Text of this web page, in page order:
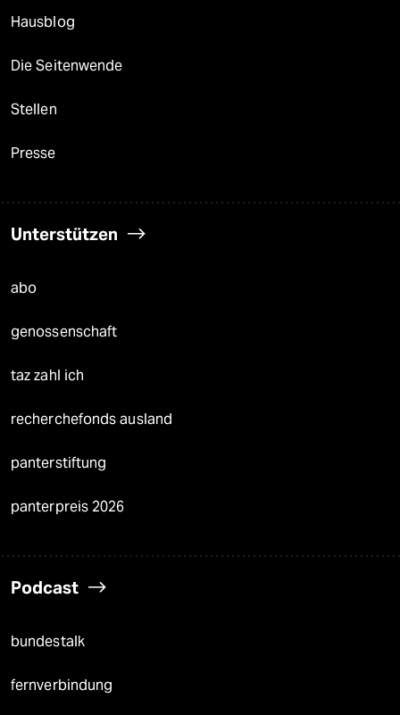
Hausblog
Die Seitenwende
Stellen
Presse
Unterstützen
abo
genossenschaft
taz zahl ich
recherchefonds ausland
panterstiftung
panterpreis 2026
Podcast
bundestalk
fernverbindung